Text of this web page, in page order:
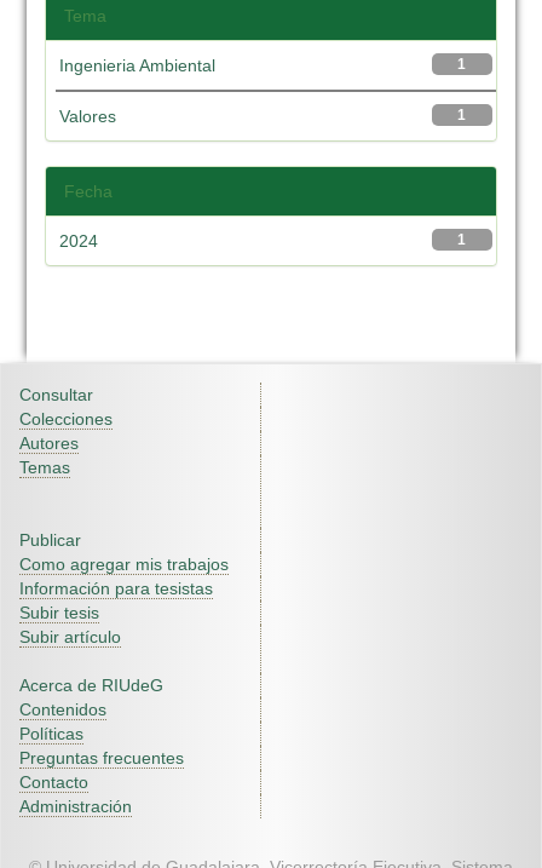
Tema
1
Ingenieria Ambiental
1
Valores
Fecha
1
2024
Consultar
Colecciones
Autores
Temas
Publicar
Como agregar mis trabajos
Información para tesistas
Subir tesis
Subir artículo
Acerca de RIUdeG
Contenidos
Políticas
Preguntas frecuentes
Contacto
Administración